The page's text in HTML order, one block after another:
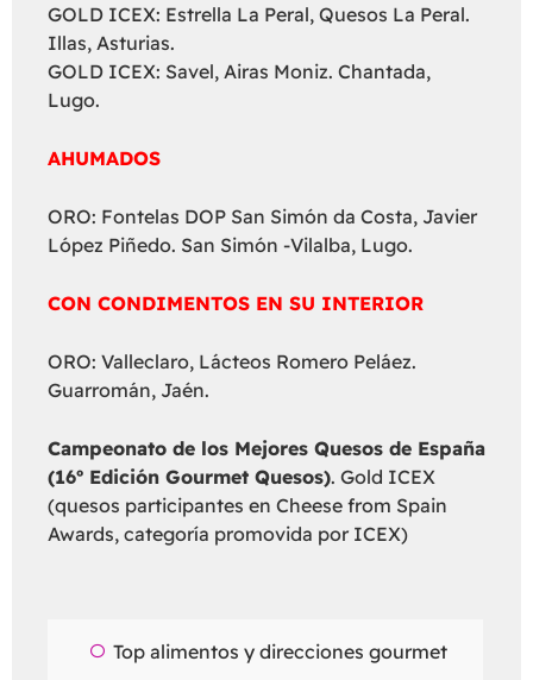
GOLD ICEX: Estrella La Peral, Quesos La Peral.
Illas, Asturias.
GOLD ICEX: Savel, Airas Moniz. Chantada,
Lugo.
AHUMADOS
ORO: Fontelas DOP San Simón da Costa, Javier
López Piñedo. San Simón -Vilalba, Lugo.
CON CONDIMENTOS EN SU INTERIOR
ORO: Valleclaro, Lácteos Romero Peláez.
Guarromán, Jaén.
Campeonato de los Mejores Quesos de España
(16º Edición Gourmet Quesos). Gold ICEX
(quesos participantes en Cheese from Spain
Awards, categoría promovida por ICEX)
Top alimentos y direcciones gourmet